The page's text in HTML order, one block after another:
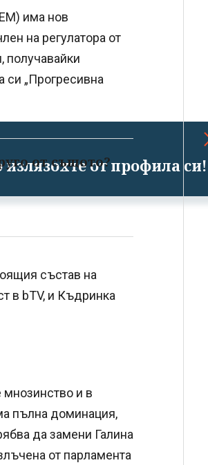
от профила си!
има нов
на регулатора от
получавайки
„Прогресивна
от същото?
състав на
в bTV, и Къдринка
и в
пълна доминация,
да замени Галина
от парламента